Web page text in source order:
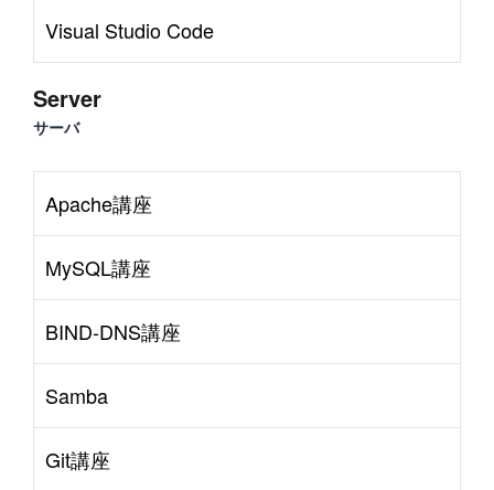
Visual Studio Code
Server
サーバ
Apache講座
MySQL講座
BIND-DNS講座
Samba
Git講座